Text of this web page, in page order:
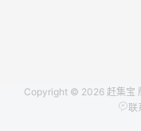
Copyright © 2026 赶集宝
联